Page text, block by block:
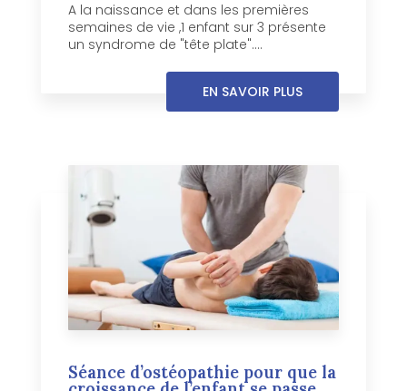
A la naissance et dans les premières
semaines de vie ,1 enfant sur 3 présente
un syndrome de "tête plate"....
EN SAVOIR PLUS
Séance d’ostéopathie pour que la